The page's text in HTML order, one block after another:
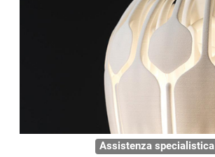
Assistenza specialistica